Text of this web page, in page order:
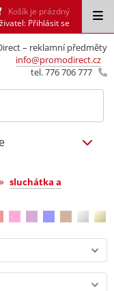
– reklamní předměty
info@promodirect.cz
tel. 776 706 777
Košík je prázdný
Přihlásit se
» sluchátka a